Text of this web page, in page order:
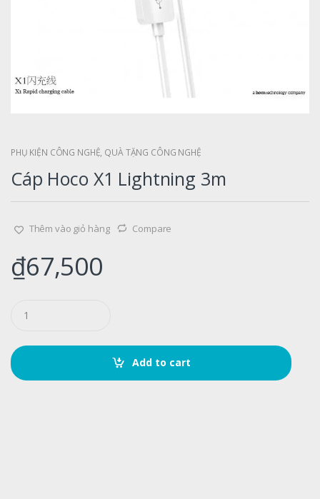
PHỤ KIỆN CÔNG NGHỆ, QUÀ TẶNG CÔNG NGHỆ
Cáp Hoco X1 Lightning 3m
Thêm vào giỏ hàng Compare
₫67,500
t
i
Add to cart